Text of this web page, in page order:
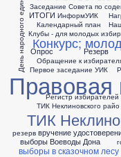
День народного единства Заседание Совета по
ИТОГИ ИнформУИК
Календарный план
Клубы - для молодых
Конкурс;
Обращение к
Опрос
Первое заседание УИК
Правовая
Регистр избирателей
Резерв
ТИК Неклиновского райо
ТИК
вручение
выборы Воеводы Дона
выборы в сказочном лесу
резерв